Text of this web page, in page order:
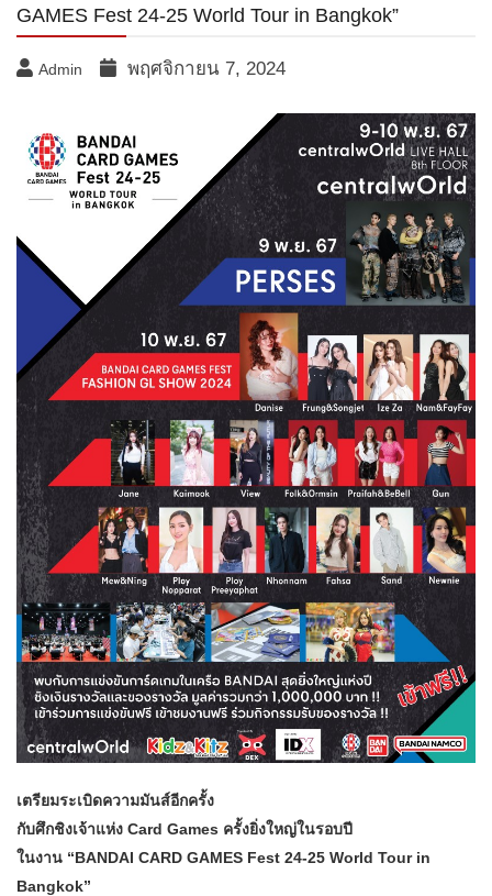
GAMES Fest 24-25 World Tour in Bangkok”
Admin พฤศจิกายน 7, 2024
เตรียมระเบิดความมันส์อีกครั้ง
กับศึกชิงเจ้าแห่ง Card Games ครั้งยิ่งใหญ่ในรอบปี
ในงาน “BANDAI CARD GAMES Fest 24-25 World Tour in
Bangkok”